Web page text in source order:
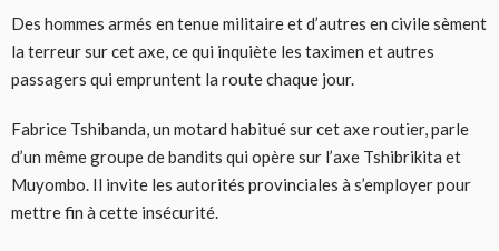
Des hommes armés en tenue militaire et d’autres en civile sèment
la terreur sur cet axe, ce qui inquiète les taximen et autres
passagers qui empruntent la route chaque jour.
Fabrice Tshibanda, un motard habitué sur cet axe routier, parle
d’un même groupe de bandits qui opère sur l’axe Tshibrikita et
Muyombo. Il invite les autorités provinciales à s’employer pour
mettre fin à cette insécurité.